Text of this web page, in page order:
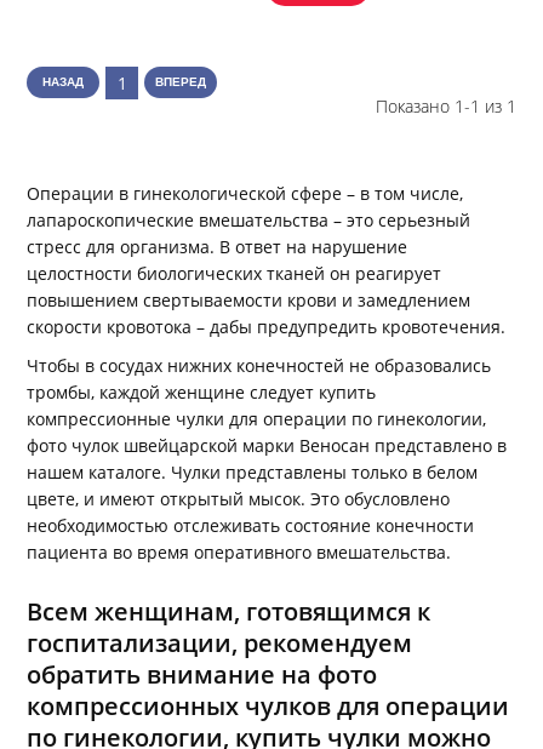
НАЗАД 1 ВПЕРЕД
Показано 1-1 из 1
Операции в гинекологической сфере – в том числе,
лапароскопические вмешательства – это серьезный
стресс для организма. В ответ на нарушение
целостности биологических тканей он реагирует
повышением свертываемости крови и замедлением
скорости кровотока – дабы предупредить кровотечения.
Чтобы в сосудах нижних конечностей не образовались
тромбы, каждой женщине следует купить
компрессионные чулки для операции по гинекологии,
фото чулок швейцарской марки Веносан представлено в
нашем каталоге. Чулки представлены только в белом
цвете, и имеют открытый мысок. Это обусловлено
необходимостью отслеживать состояние конечности
пациента во время оперативного вмешательства.
Всем женщинам, готовящимся к
госпитализации, рекомендуем
обратить внимание на фото
компрессионных чулков для операции
по гинекологии, купить чулки можно